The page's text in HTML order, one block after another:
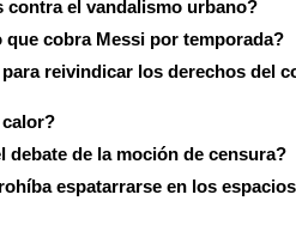
contra el vandalismo urbano?
que cobra Messi por temporada?
reivindicar los derechos del
debate de la moción de censura?
espatarrarse en los espacios